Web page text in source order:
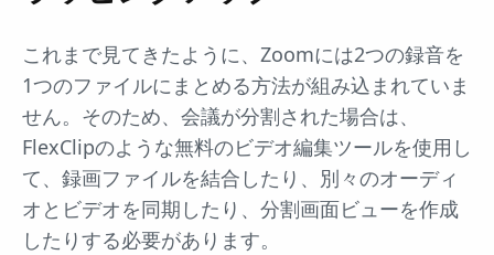
これまで見てきたように、Zoomには2つの録音を
1つのファイルにまとめる方法が組み込まれていま
せん。そのため、会議が分割された場合は、
FlexClipのような無料のビデオ編集ツールを使用し
て、録画ファイルを結合したり、別々のオーディ
オとビデオを同期したり、分割画面ビューを作成
したりする必要があります。